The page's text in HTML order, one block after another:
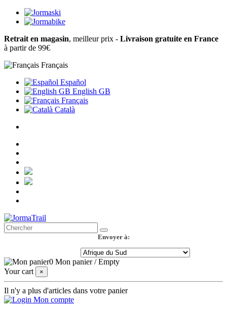
Retrait en magasin, meilleur prix - Livraison gratuite en France
à partir de 99€
Français
Español
English GB
Français
Català
Envoyer à:
0 Mon panier /Empty
Your cart
×
Il n'y a plus d'articles dans votre panier
Mon compte